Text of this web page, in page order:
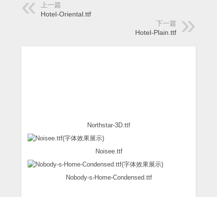
上一篇
Hotel-Oriental.ttf
下一篇
Hotel-Plain.ttf
Northstar-3D.ttf
Noisee.ttf
Nobody-s-Home-Condensed.ttf